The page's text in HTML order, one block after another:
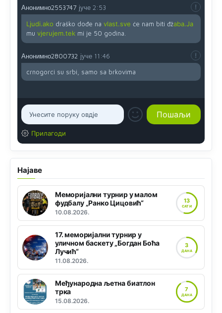
Анонимно2553747 јуче 2:53
Ljudi.ako draško dođe na vlast.sve će nam biti đžaba.Ja
mu vjerujem.tek mi je 50 godina.
Анонимно2800732 јуче 11:46
crnogorci su srbi, samo sa brkovima
Прилагоди
Најаве
Меморијални турнир у малом
фудбалу „Ранко Цицовић“
10.08.2026.
13
САТИ
17. меморијални турнир у
уличном баскету „Богдан Боћа
Лучић“
11.08.2026.
3
ДАНА
Међународна љетна биатлон
трка
15.08.2026.
7
ДАНА